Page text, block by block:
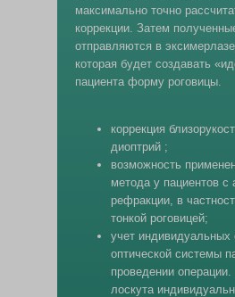
максимально точно
коррекции. Затем
отправляются в
которая будет создавать
пациента форму роговицы.
коррекция
диоптрий ;
возможность
метода у пациентов с
рефракции, в
тонкой роговицей;
учет индивидуальных
оптической системы
проведении
лоскута